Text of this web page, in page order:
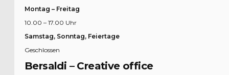
Montag – Freitag
10.00 – 17.00 Uhr
Samstag, Sonntag, Feiertage
Geschlossen
Bersaldi – Creative office